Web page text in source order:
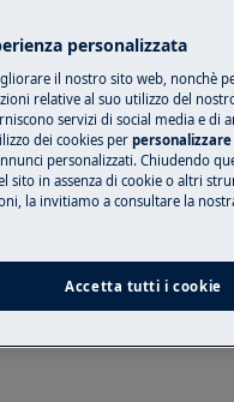
Trova il
Risolvi i problemi
documenti utili
puoi scaricare il
Trova manuale
personalizzata
il nostro sito web, nonchè
relative al suo utilizzo del
servizi di social media e di
dei cookies per personalizzare
personalizzati. Chiudendo
sito in assenza di cookie o altri
la invitiamo a consultare la
Accetta tutti i cookie